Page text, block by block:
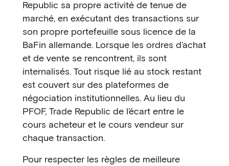
Republic sa propre activité de tenue de
marché, en exécutant des transactions sur
son propre portefeuille sous licence de la
BaFin allemande. Lorsque les ordres d’achat
et de vente se rencontrent, ils sont
internalisés. Tout risque lié au stock restant
est couvert sur des plateformes de
négociation institutionnelles. Au lieu du
PFOF, Trade Republic de l’écart entre le
cours acheteur et le cours vendeur sur
chaque transaction.
Pour respecter les règles de meilleure